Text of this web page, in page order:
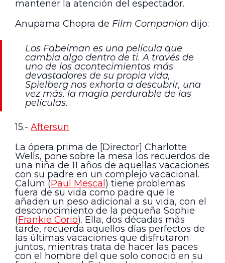
mantener la atención del espectador.
Anupama Chopra de Film Companion dijo:
Los Fabelman es una película que
cambia algo dentro de ti. A través de
uno de los acontecimientos más
devastadores de su propia vida,
Spielberg nos exhorta a descubrir, una
vez más, la magia perdurable de las
películas.
15.- Aftersun
La ópera prima de [Director] Charlotte
Wells, pone sobre la mesa los recuerdos de
una niña de 11 años de aquellas vacaciones
con su padre en un complejo vacacional.
Calum (Paul Mescal ) tiene problemas
fuera de su vida como padre que le
añaden un peso adicional a su vida, con el
desconocimiento de la pequeña Sophie
(Frankie Corio). Ella, dos décadas más
tarde, recuerda aquellos días perfectos de
las últimas vacaciones que disfrutaron
juntos, mientras trata de hacer las paces
con el hombre del que solo conoció en su